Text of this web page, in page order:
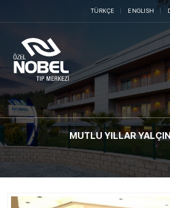
TÜRKÇE ENGLISH
MUTLU YILLAR